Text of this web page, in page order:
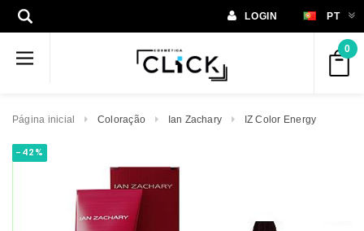
LOGIN PT
0
Página inicial Coloração Ian Zachary IZ Color Energy
-42%